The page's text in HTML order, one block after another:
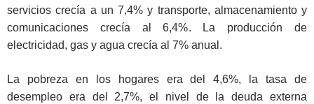
servicios crecía a un 7,4% y transporte, almacenamiento y
comunicaciones crecía al 6,4%. La producción de
electricidad, gas y agua crecía al 7% anual.
La pobreza en los hogares era del 4,6%, la tasa de
desempleo era del 2,7%, el nivel de la deuda externa